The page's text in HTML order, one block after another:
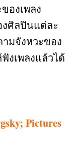
องเพลง
งศิลปินแต่ละ
มจังหวะของ
งเพลงแล้วได้
Pictures